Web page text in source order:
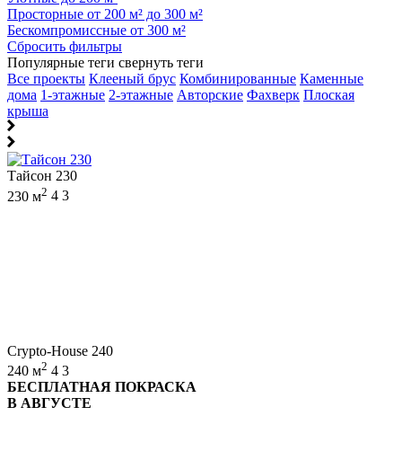
Просторные от 200 м² до 300 м²
Бескомпромиссные от 300 м²
Сбросить фильтры
Популярные теги свернуть теги
Все проекты Клееный брус Комбинированные Каменные
дома 1-этажные 2-этажные Авторские Фахверк Плоская
крыша
Тайсон 230
230 м2 4 3
Crypto-House 240
240 м2 4 3
БЕСПЛАТНАЯ ПОКРАСКА
В АВГУСТЕ